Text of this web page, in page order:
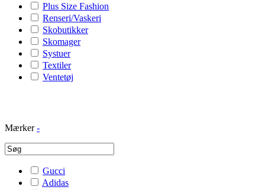
Plus Size Fashion
Renseri/Vaskeri
Skobutikker
Skomager
Systuer
Textiler
Ventetøj
Mærker -
Gucci
Adidas